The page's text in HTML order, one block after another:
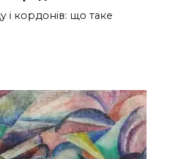
і кордонів: що таке